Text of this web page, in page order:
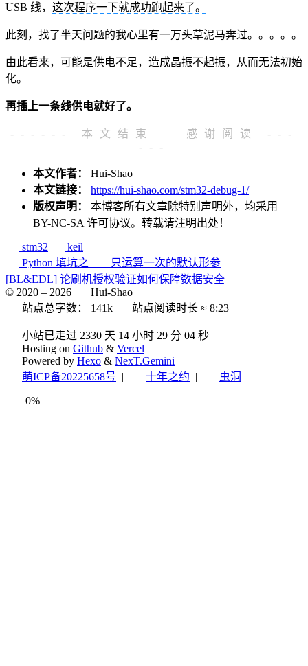
USB 线， 这次程序一下就成功跑起来了。
此刻，找了半天问题的我心里有一万头草泥马奔过。。。。。
由此看来，可能是供电不足，造成晶振不起振，从而无法初始
化。
再插上一条线供电就好了。
------ 本文结束
感谢阅读 ---
---
本文作者： Hui-Shao
本文链接：
https://hui-shao.com/stm32-debug-1/
版权声明： 本博客所有文章除特别声明外，均采用
BY-NC-SA 许可协议。转载请注明出处！
stm32
keil
Python 填坑之——只运算一次的默认形参
[BL&EDL] 论刷机授权验证如何保障数据安全
© 2020 – 2026
Hui-Shao
站点总字数：
141k 站点阅读时长 ≈ 8:23
小站已走过 2330 天 14 小时 29 分 04 秒
Hosting on Github & Vercel
Powered by Hexo & NexT.Gemini
萌ICP备20225658号 | 十年之约 | 虫洞
0%